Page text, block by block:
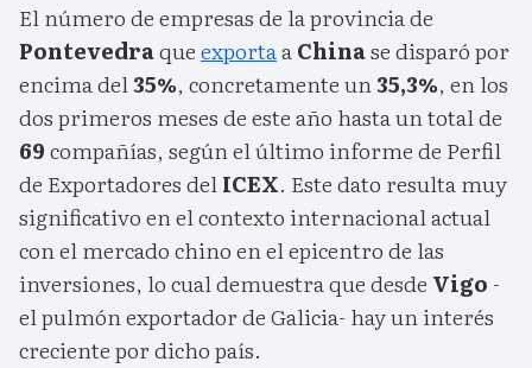
El número de empresas de la provincia de
PontevedraqueexportaaChinase disparó por
encima del35%, concretamente un35,3%, en los
dos primeros meses de este año hasta un total de
69compañías, según el último informe de Perfil
de Exportadores delICEX. Este dato resulta muy
significativo en el contexto internacional actual
con el mercado chino en el epicentro de las
inversiones, lo cual demuestra que desde Vigo -
el pulmón exportador de Galicia- hay un interés
creciente por dicho país.